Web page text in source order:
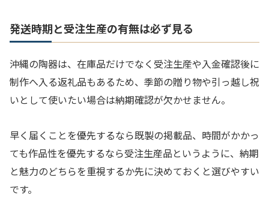
発送時期と受注生産の有無は必ず見る
沖縄の陶器は、在庫品だけでなく受注生産や入金確認後に
制作へ入る返礼品もあるため、季節の贈り物や引っ越し祝
いとして使いたい場合は納期確認が欠かせません。
早く届くことを優先するなら既製の掲載品、時間がかかっ
ても作品性を優先するなら受注生産品というように、納期
と魅力のどちらを重視するか先に決めておくと選びやすい
です。